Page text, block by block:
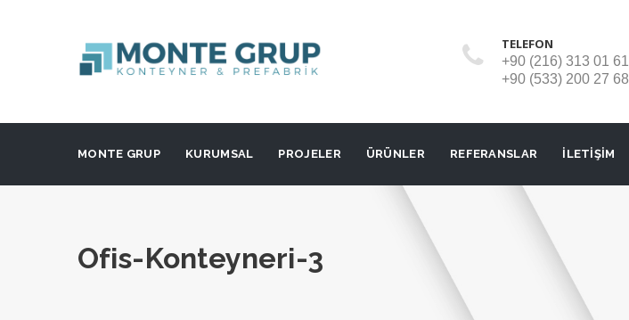
TELEFON
+90 (216) 313 01 61
+90 (533) 200 27 68
MONTE GRUP KURUMSAL PROJELER ÜRÜNLER REFERANSLAR İLETİŞİM
Ofis-Konteyneri-3